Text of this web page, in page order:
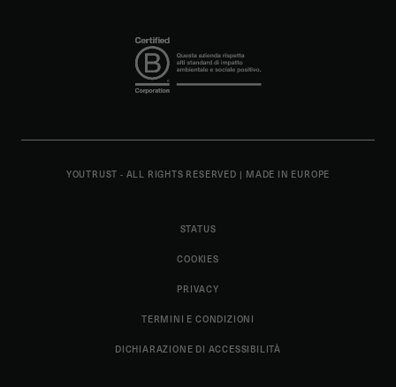
YOUTRUST - ALL RIGHTS RESERVED | MADE IN EUROPE
STATUS
COOKIES
PRIVACY
TERMINI E CONDIZIONI
DICHIARAZIONE DI ACCESSIBILITÀ